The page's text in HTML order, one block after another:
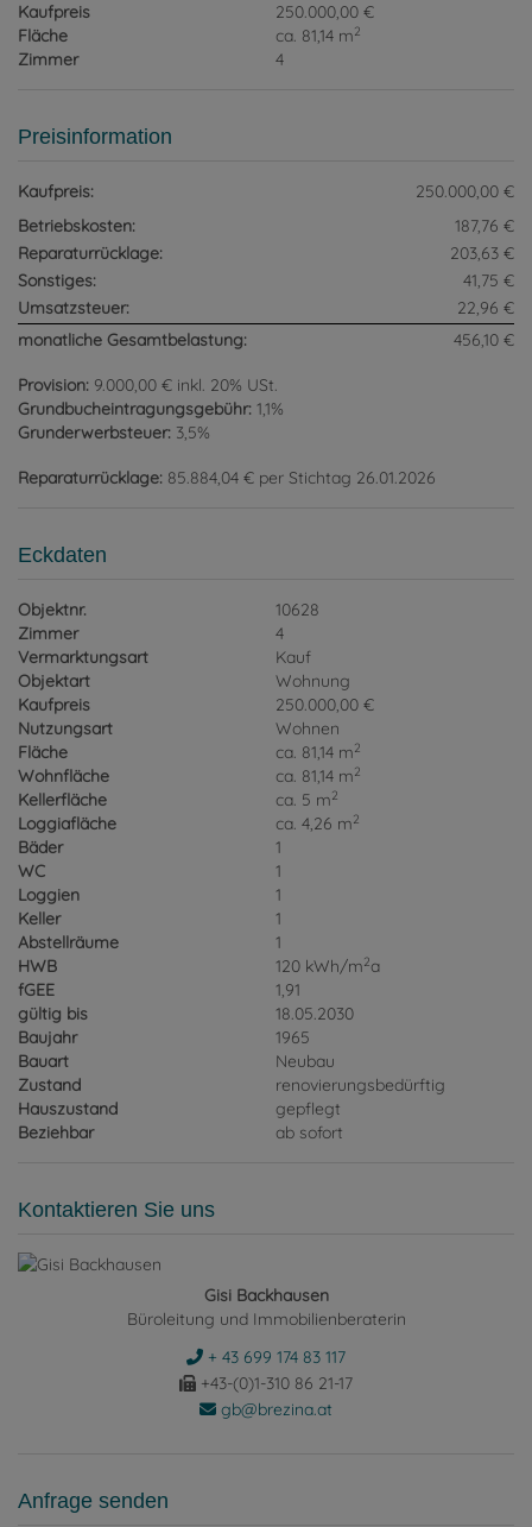
Kaufpreis
250.000,00 €
Fläche
ca. 81,14 m2
Zimmer 4
Preisinformation
Kaufpreis:
250.000,00 €
Betriebskosten:
187,76 €
Reparaturrücklage:
203,63 €
Sonstiges:
41,75 €
Umsatzsteuer:
22,96 €
monatliche Gesamtbelastung:
456,10 €
Provision: 9.000,00 € inkl. 20% USt.
Grundbucheintragungsgebühr: 1,1%
Grunderwerbsteuer: 3,5%
Reparaturrücklage: 85.884,04 € per Stichtag 26.01.2026
Eckdaten
Objektnr.
10628
Zimmer
4
Vermarktungsart
Kauf
Objektart
Wohnung
Kaufpreis
250.000,00 €
Nutzungsart
Wohnen
Fläche
ca. 81,14 m2
Wohnfläche ca. 81,14 m2
Kellerfläche ca. 5 m2
Loggiafläche ca. 4,26 m2
Bäder
1
WC
1
Loggien
1
Keller
1
Abstellräume
1
HWB
120 kWh/m2a
fGEE
1,91
gültig bis
18.05.2030
Baujahr
1965
Bauart
Neubau
Zustand
renovierungsbedürftig
Hauszustand
gepflegt
Beziehbar
ab sofort
Kontaktieren Sie uns
Gisi Backhausen
Büroleitung und Immobilienberaterin
+ 43 699 174 83 117
+43-(0)1-310 86 21-17
gb@brezina.at
Anfrage senden